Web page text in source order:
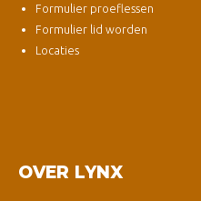
Formulier proeflessen
Formulier lid worden
Locaties
OVER LYNX